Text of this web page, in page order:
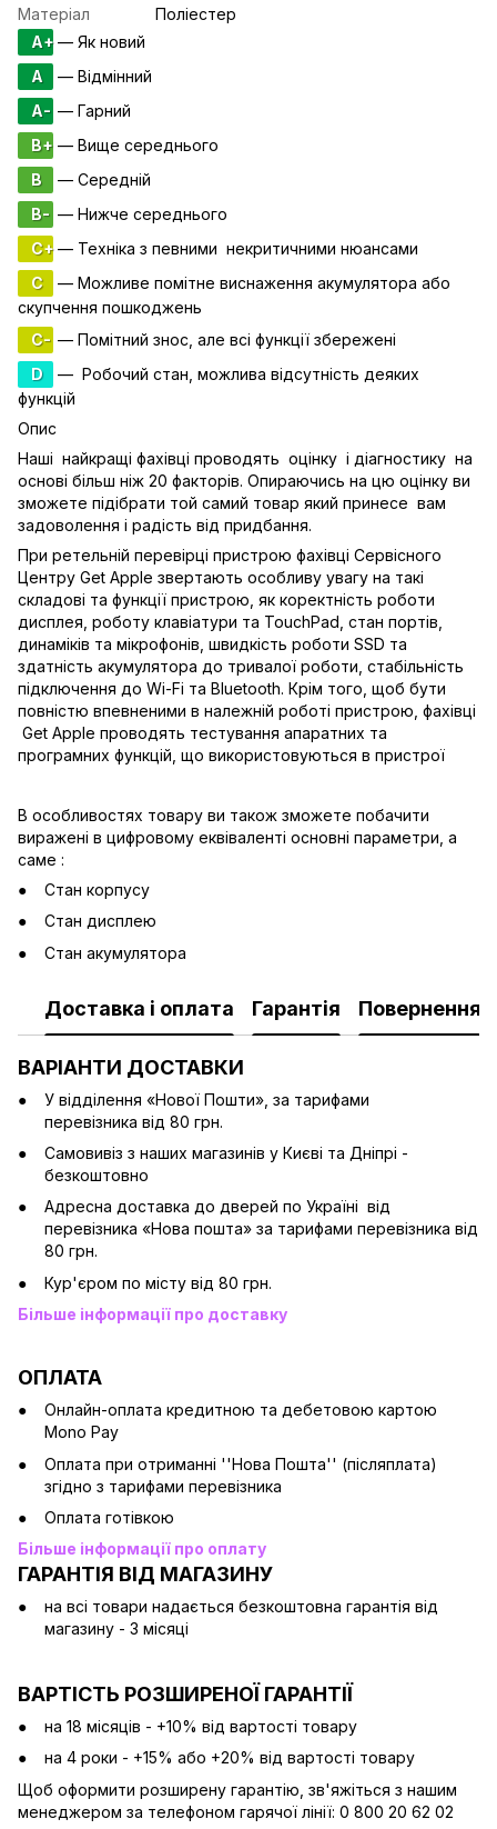
Матеріал
Поліестер
A+— Як новий
A
— Відмінний
A- — Гарний
B+ — Вище середнього
B
— Середній
B- — Нижче середнього
C+— Техніка з певними некритичними нюансами
C
— Можливе помітне виснаження акумулятора або
скупчення пошкоджень
C- — Помітний знос, але всі функції збережені
D
— Робочий стан, можлива відсутність деяких
функцій
Опис
Наші найкращі фахівці проводять оцінку і діагностику на
основі більш ніж 20 факторів. Опираючись на цю оцінку ви
зможете підібрати той самий товар який принесе вам
задоволення і радість від придбання.
При ретельній перевірці пристрою фахівці Сервісного
Центру Get Apple звертають особливу увагу на такі
складові та функції пристрою, як коректність роботи
дисплея, роботу клавіатури та TouchPad, стан портів,
динаміків та мікрофонів, швидкість роботи SSD та
здатність акумулятора до тривалої роботи, стабільність
підключення до Wi-Fi та Bluetooth. Крім того, щоб бути
повністю впевненими в належній роботі пристрою, фахівці
Get Apple проводять тестування апаратних та
програмних функцій, що використовуються в пристрої
В особливостях товару ви також зможете побачити
виражені в цифровому еквіваленті основні параметри, а
саме :
Стан корпусу
Стан дисплею
Стан акумулятора
Доставка і оплата Гарантія Повернення
ВАРІАНТИ ДОСТАВКИ
У відділення «Нової Пошти», за тарифами
перевізника від 80 грн.
Cамовивіз з наших магазинів у Києві та Дніпрі -
безкоштовно
Адресна доставка до дверей по Україні від
перевізника «Нова пошта» за тарифами перевізника від
80 грн.
Кур'єром по місту від 80 грн.
Більше інформації про доставку
ОПЛАТА
Онлайн-оплата кредитною та дебетовою картою
Mono Pay
Оплата при отриманні ''Нова Пошта'' (післяплата)
згідно з тарифами перевізника
Оплата готівкою
Більше інформації про оплату
ГАРАНТІЯ ВІД МАГАЗИНУ
на всі товари надається безкоштовна гарантія від
магазину - 3 місяці
ВАРТІСТЬ РОЗШИРЕНОЇ ГАРАНТІЇ
на 18 місяців - +10% від вартості товару
на 4 роки - +15% або +20% від вартості товару
Щоб оформити розширену гарантію, зв'яжіться з нашим
менеджером за телефоном гарячої лінії: 0 800 20 62 02